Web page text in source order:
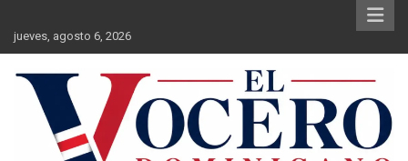
contenido
jueves, agosto 6, 2026